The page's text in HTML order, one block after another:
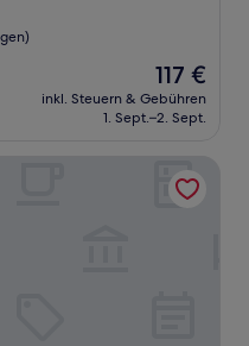
Der
Preis
beträgt
117 €
inkl. Steuern & Gebühren
1. Sept.–2. Sept.